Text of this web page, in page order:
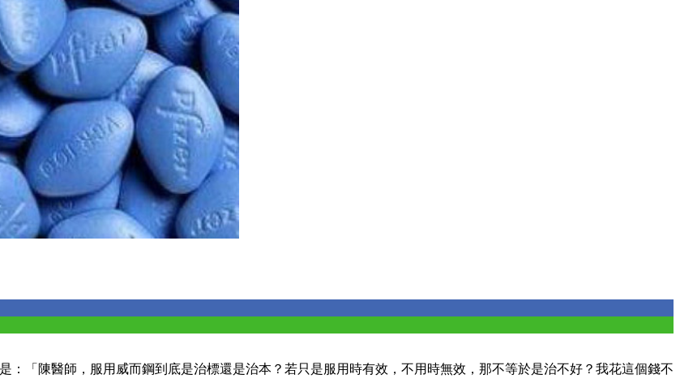
：「陳醫師，服用威而鋼到底是治標還是治本？若只是服用時有效，不用時無效，那不等於是治不好？我花這個錢不